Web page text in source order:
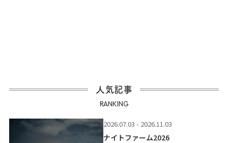
人気記事
RANKING
2026.07.03 - 2026.11.03
ナイトファーム2026